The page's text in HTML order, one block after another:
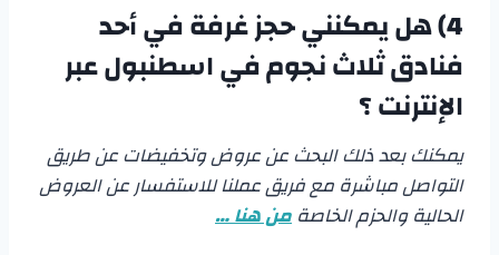
4) هل يمكنني حجز غرفة في أحد
فنادق ثلاث نجوم في اسطنبولعبر
الإنترنت ؟
يمكنك بعد ذلك البحث عن عروض وتخفيضات عن طريق
التواصل مباشرة مع فريق عملنا للاستفسار عن العروض
الحالية والحزم الخاصةمن هنا …